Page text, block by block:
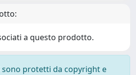
a questo prodotto.
sono protetti da copyright e